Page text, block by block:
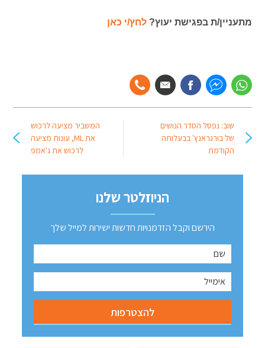
מתעניין/ת בפגישת יעוץ?לחץ/י כאן
שוב: נפסל הסדר הנושים
של בורגראנץ' בבעלותה
הקודמת
המשביר מציעה לרכוש
את ML, עונות מציעה
לרכוש את ג'אמפ
הניוזלטר שלנו
הירשם וקבל הזדמנויות חדשות ישירות למייל שלך